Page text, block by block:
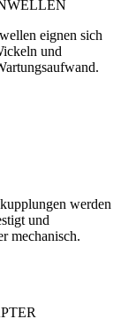
eignen sich
und
werden
und
mechanisch.